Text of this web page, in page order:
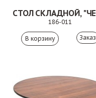
186-011
Заказ